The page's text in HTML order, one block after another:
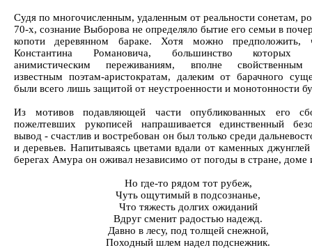
Судя по многочисленным, удаленным от реальности сонетам,
70-х, сознание Выборова не определяло бытие его семьи в
копоти деревянном бараке. Хотя можно предположить,
Константина Романовича, большинство которых
анимистическим переживаниям, вполне свойственным
известным поэтам-аристократам, далеким от барачного
были всего лишь защитой от неустроенности и монотонности
Из мотивов подавляющей части опубликованных его
пожелтевших рукописей напрашивается единственный
вывод - счастлив и востребован он был только среди
и деревьев. Напитываясь цветами вдали от каменных
берегах Амура он оживал независимо от погоды в стране, доме
Но где-то рядом тот рубеж,
Чуть ощутимый в подсознанье,
Что тяжесть долгих ожиданий
Вдруг сменит радостью надежд.
Давно в лесу, под толщей снежной,
Походный шлем надел подснежник.